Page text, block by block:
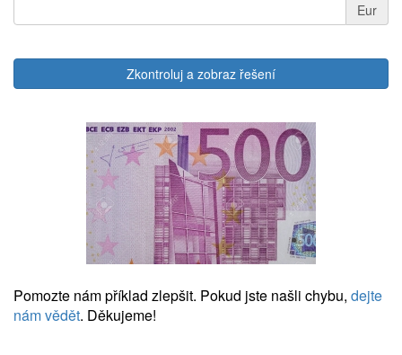
Eur
Zkontroluj a zobraz řešení
Pomozte nám příklad zlepšit. Pokud jste našli chybu, dejte
nám vědět. Děkujeme!